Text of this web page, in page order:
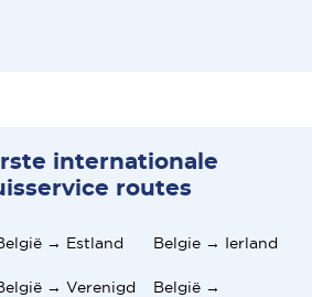
internationale
routes
→ Estland Belgie → Ierland
→ Verenigd
België →